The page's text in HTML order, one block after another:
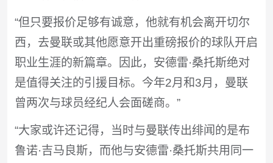
“但只要报价足够有诚意，他就有机会离开切尔
西，去曼联或其他愿意开出重磅报价的球队开启
职业生涯的新篇章。因此，安德雷·桑托斯绝对
是值得关注的引援目标。今年2月和3月，曼联
曾两次与球员经纪人会面磋商。”
“大家或许还记得，当时与曼联传出绯闻的是布
鲁诺·吉马良斯，而他与安德雷·桑托斯共用同一